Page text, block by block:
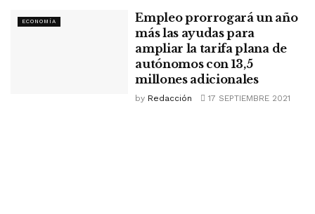
ECONOMÍA
Empleo prorrogará un año
más las ayudas para
ampliar la tarifa plana de
autónomos con 13,5
millones adicionales
by Redacción 17 SEPTIEMBRE 2021